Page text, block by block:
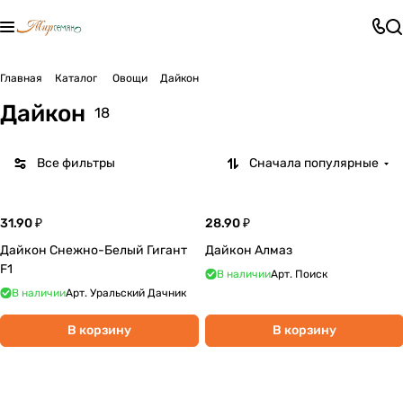
Главная Каталог Овощи Дайкон
Дайкон 18
Все фильтры Сначала популярные
31.90 ₽
Дайкон Снежно-Белый Гигант
F1
В наличииАрт. Уральский Дачник
В корзину
28.90 ₽
Дайкон Алмаз
В наличииАрт. Поиск
В корзину